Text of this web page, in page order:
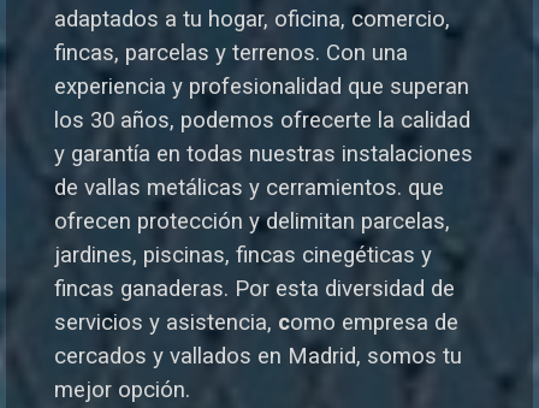
adaptados a tu hogar, oficina, comercio,
fincas, parcelas y terrenos. Con una
experiencia y profesionalidad que superan
los 30 años, podemos ofrecerte la calidad
y garantía en todas nuestras instalaciones
de vallas metálicas y cerramientos. que
ofrecen protección y delimitan parcelas,
jardines, piscinas, fincas cinegéticas y
fincas ganaderas. Por esta diversidad de
servicios y asistencia, como empresa de
cercados y vallados en Madrid, somos tu
mejor opción.